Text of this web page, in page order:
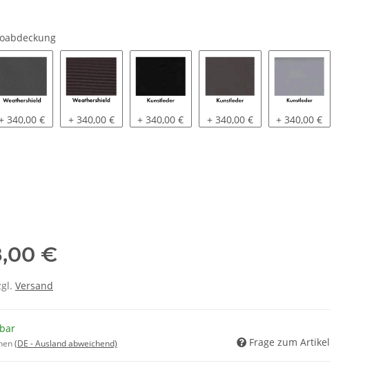
| Schwarz| Grau
340,00 € Weathershield | Braun
+ 340,00 € Kunstleder | Schwarz
+ 340,00 € Kunstleder | Grau
+ 340,00 € Kunstleder |
+ 340,00 €
€
Versand
(DE - Ausland abweichend) Frage zum Artikel